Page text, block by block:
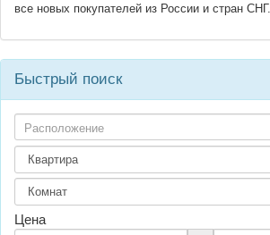
все новых покупателей из России и стран СНГ.
Быстрый поиск
Расположение
Цена